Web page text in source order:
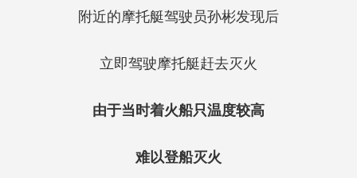
附近的摩托艇驾驶员孙彬发现后
立即驾驶摩托艇赶去灭火
由于当时着火船只温度较高
难以登船灭火